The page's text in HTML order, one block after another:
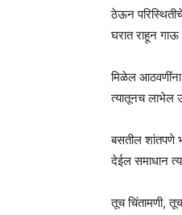
ठेऊन
घरात राहून गाऊ
मिळेल
त्यातूनच लाभेल
बसतील शांतपणे
देईल समाधान
तूच चिंतामणी, तूच